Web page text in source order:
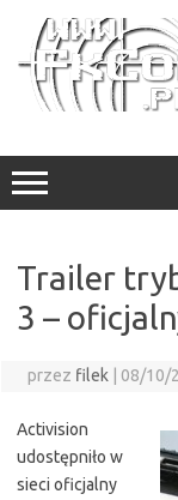
treści
Trailer
3 –
przez filek 08/10/
Activision
udostępniło w
sieci oficjalny